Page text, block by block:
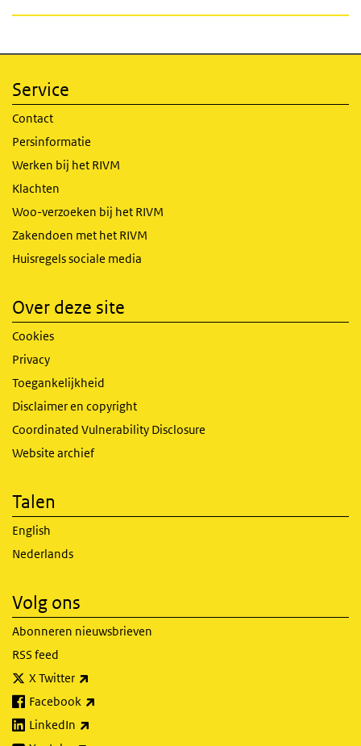
Service
Contact
Persinformatie
Werken bij het RIVM
Klachten
Woo-verzoeken bij het RIVM
Zakendoen met het RIVM
Huisregels sociale media
Over deze site
Cookies
Privacy
Toegankelijkheid
Disclaimer en copyright
Coordinated Vulnerability Disclosure
Website archief
Talen
English
Nederlands
Volg ons
Abonneren nieuwsbrieven
RSS feed
X Twitter
Facebook
LinkedIn